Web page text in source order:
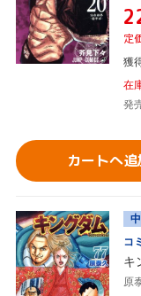
定
獲
在
発
カートへ追
コ
キ
原